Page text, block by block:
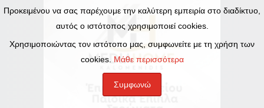
Προκειμένου να σας παρέχουμε την καλύτερη εμπειρία στο διαδίκτυο,
αυτός ο ιστότοπος χρησιμοποιεί cookies.
Χρησιμοποιώντας τον ιστότοπο μας, συμφωνείτε με τη χρήση των
cookies. Μάθε περισσότερα
Συμφωνώ